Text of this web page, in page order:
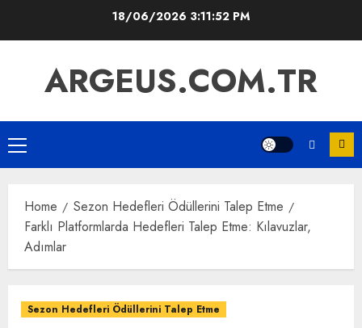
18/06/2026 3:11:53 PM
ARGEUS.COM.TR
Primary
Menu
Home
Sezon Hedefleri Ödüllerini Talep Etme
Farklı Platformlarda Hedefleri Talep Etme: Kılavuzlar,
Adımlar
Sezon Hedefleri Ödüllerini Talep Etme